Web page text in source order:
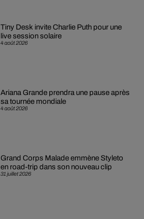
4 août 2026
Tiny Desk invite Charlie Puth pour une
live session solaire
4 août 2026
Ariana Grande prendra une pause après
sa tournée mondiale
31 juillet 2026
Grand Corps Malade emmène Styleto
en road-trip dans son nouveau clip